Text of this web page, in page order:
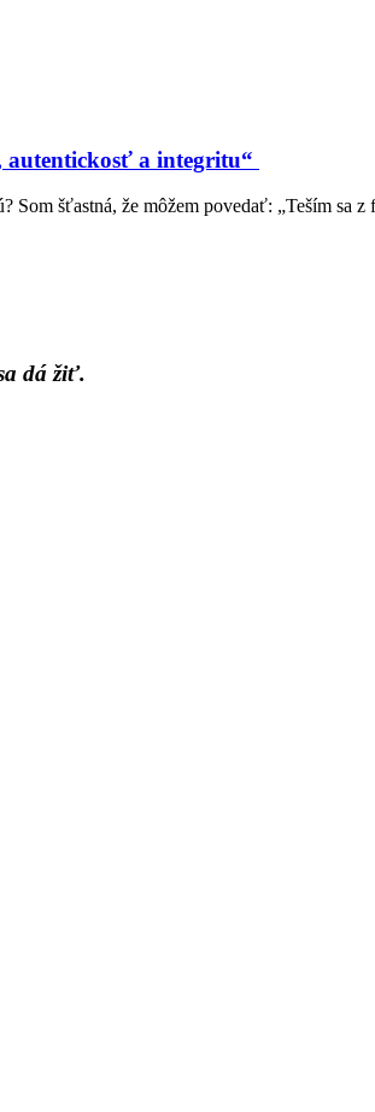
a integritu“
šťastná, že môžem povedať: „Teším sa
dá žiť.